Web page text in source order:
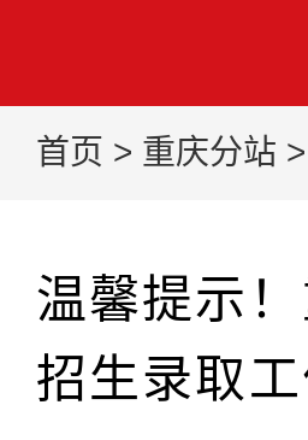
首页 > 重庆分站 >
温馨提示
招生录取